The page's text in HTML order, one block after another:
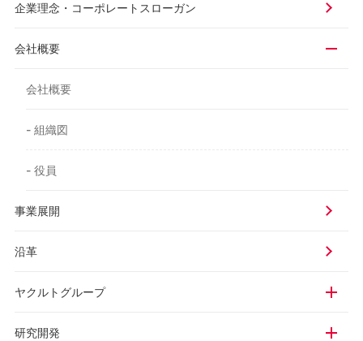
企業理念・ コーポレートスローガン
会社概要
会社概要
- 組織図
- 役員
事業展開
沿革
ヤクルトグループ
研究開発